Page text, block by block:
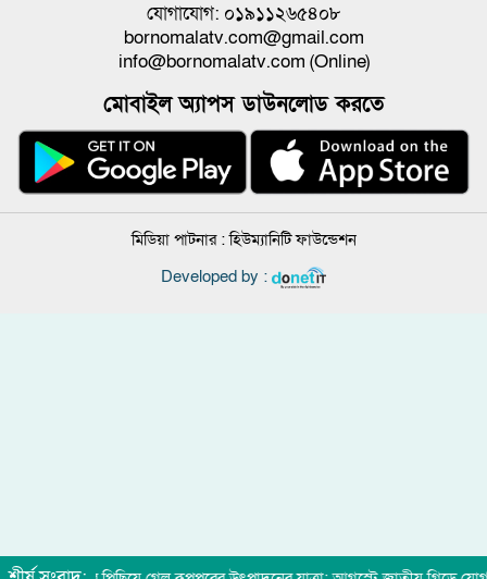
যোগাযোগ: ০১৯১১২৬৫৪০৮
bornomalatv.com@gmail.com
info@bornomalatv.com (Online)
মোবাইল অ্যাপস ডাউনলোড করতে
মিডিয়া পাটনার :হিউম্যানিটি ফাউন্ডেশন
Developed by :